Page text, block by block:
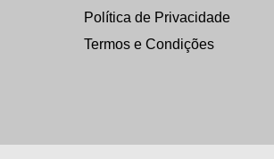
Política de Privacidade
Termos e Condições